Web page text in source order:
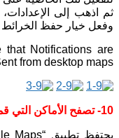
ثم اذهب إلى الإعدادات،
وفعل خيار حفظ الخرائط
that Notifications are
from desktop maps.
10- تصفح الأماكن التي قمت بزيارتها